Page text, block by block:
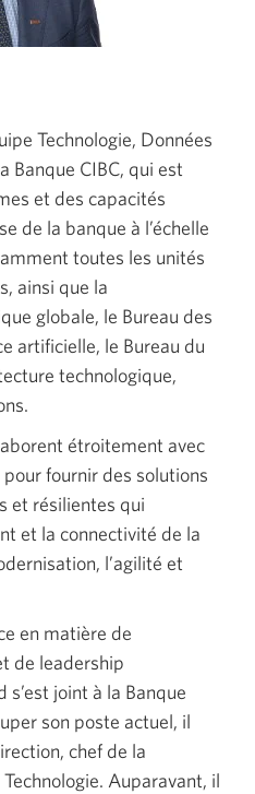
Technologie, Données
Banque CIBC, qui est
et des capacités
de la banque à l’échelle
toutes les unités
ainsi que la
globale, le Bureau des
artificielle, le Bureau du
technologique,
étroitement avec
fournir des solutions
et résilientes qui
et la connectivité de la
l’agilité et
en matière de
de leadership
joint à la Banque
son poste actuel, il
chef de la
Auparavant, il